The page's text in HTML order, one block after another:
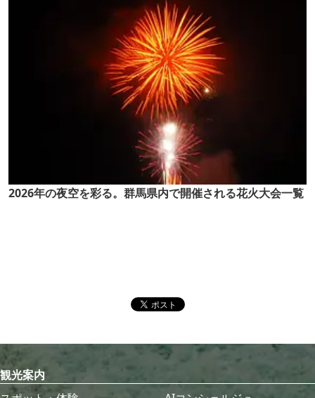
2026年の夜空を彩る。群馬県内で開催される花火大会一覧
観光案内